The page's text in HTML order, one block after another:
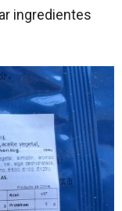
ingredientes